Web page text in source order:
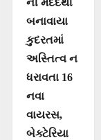
બનાવાયા
કુદરતમાં
અસ્તિત્વ ન
ધરાવતા 16
નવા
વાયરસ,
બેક્ટેરિયા